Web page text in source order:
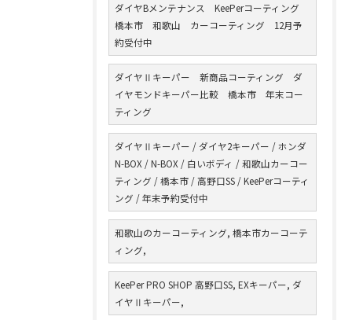
ダイヤBメンテナンス KeePerコーティング
橋本市 和歌山 カーコーティング 12月予
約受付中
ダイヤⅡキーパー 新商品コーティング ダ
イヤモンドキーパー比較 橋本市 年末コー
ティング
ダイヤⅡキーパー / ダイヤ2キーパー / ホンダ
N-BOX / N-BOX / 白いボディ / 和歌山カーコー
ティング / 橋本市 / 高野口SS / KeePerコーティ
ング / 年末予約受付中
和歌山のカーコーティング, 橋本市カーコーテ
ィング,
KeePer PRO SHOP 高野口SS, EXキーパー, ダ
イヤⅡキーパー,